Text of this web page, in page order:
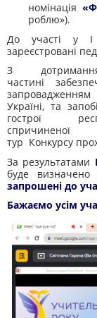
номінація
роблю»).
До участі у І
зареєстровані
З
частині
Україні, та
гострої
тур Конкурсу
За результатами
буде
запрошені до
Бажаємо усім